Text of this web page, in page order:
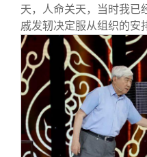
天，人命关天，当时我已
戚发轫决定服从组织的安